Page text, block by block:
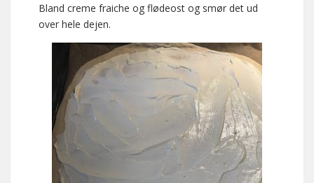
Bland creme fraiche og flødeost og smør det ud
over hele dejen.